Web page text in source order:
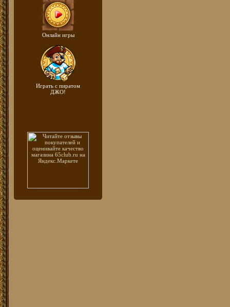
Онлайн игры
Играть с пиратом
ДЖО!